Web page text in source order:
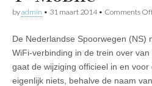
byadmin • 31 maart 2014• Comments
De Nederlandse Spoorwegen (NS)
WiFi-verbinding in de trein over
gaat de wijziging officieel in en
eigenlijk niets, behalve de naam